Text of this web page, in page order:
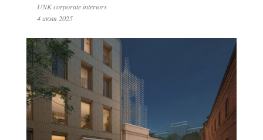
UNK corporate interiors
4 июля 2025